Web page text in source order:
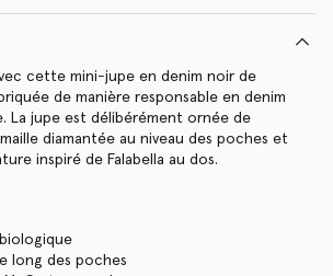
cette mini-jupe en denim noir de
de manière responsable en denim
La jupe est délibérément ornée de
diamantée au niveau des poches et
inspiré de Falabella au dos.
long des poches